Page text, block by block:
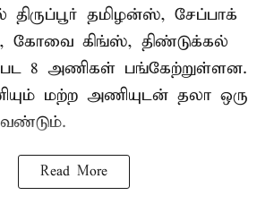
திருப்பூர் தமிழன்ஸ், சேப்பாக்
கோவை கிங்ஸ், திண்டுக்கல்
8 அணிகள் பங்கேற்றுள்ளன.
மற்ற அணியுடன் தலா ஒரு
Read More